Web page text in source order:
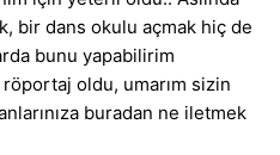
bir dans okulu açmak hiç de
bunu yapabilirim
oldu, umarım sizin
buradan ne iletmek